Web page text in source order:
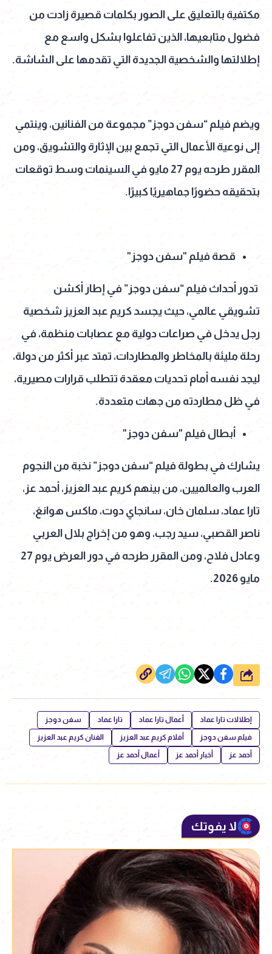
مكتفية بالتعليق على الصور بكلمات قصيرة زادت من
فضول متابعيها، الذين تفاعلوا بشكل واسع مع
إطلالتها والشخصية الجديدة التي تقدمها على الشاشة.
ويضم فيلم “سفن دوجز” مجموعة من الفنانين، وينتمي
إلى نوعية الأعمال التي تجمع بين الإثارة والتشويق، ومن
المقرر طرحه يوم 27 مايو في السينمات وسط توقعات
بتحقيقه حضورًا جماهيريًا كبيرًا.
قصة فيلم "سفن دوجز"
تدور أحداث فيلم “سفن دوجز” في إطار أكشن
تشويقي عالمي، حيث يجسد كريم عبد العزيز شخصية
رجل يدخل في صراعات دولية مع عصابات منظمة، في
رحلة مليئة بالمخاطر والمطاردات، تمتد عبر أكثر من دولة،
ليجد نفسه أمام تحديات معقدة تتطلب قرارات مصيرية،
في ظل مطاردته من جهات متعددة.
أبطال فيلم "سفن دوجز"
يشارك في بطولة فيلم “سفن دوجز” نخبة من النجوم
العرب والعالميين، من بينهم كريم عبد العزيز، أحمد عز،
تارا عماد، سلمان خان، سانجاي دوت، ماكس هوانغ،
ناصر القصبي، سيد رجب، وهو من إخراج بلال العربي
وعادل فلاح، ومن المقرر طرحه في دور العرض يوم 27
مايو 2026.
شارك
إطلالات تارا عماد أعمال تارا عماد تارا عماد سفن دوجز
فيلم سفن دوجز أفلام كريم عبد العزيز الفنان كريم عبد العزيز
أحمد عز أخبار أحمد عز أعمال أحمد عز
لا يفوتك